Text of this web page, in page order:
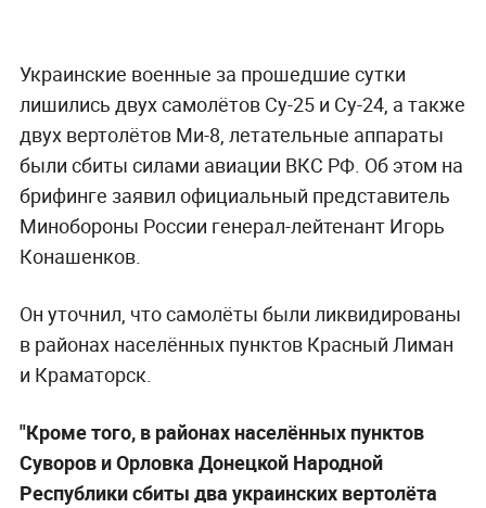
Украинские военные за прошедшие сутки
лишились двух самолётов Су-25 и Су-24, а также
двух вертолётов Ми-8, летательные аппараты
были сбиты силами авиации ВКС РФ. Об этом на
брифинге заявил официальный представитель
Минобороны России генерал-лейтенант Игорь
Конашенков.
Он уточнил, что самолёты были ликвидированы
в районах населённых пунктов Красный Лиман
и Краматорск.
"Кроме того, в районах населённых пунктов
Суворов и Орловка Донецкой Народной
Республики сбиты два украинских вертолёта